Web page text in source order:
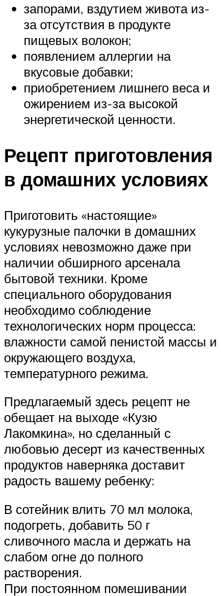
запорами, вздутием живота из-
за отсутствия в продукте
пищевых волокон;
появлением аллергии на
вкусовые добавки;
приобретением лишнего веса и
ожирением из-за высокой
энергетической ценности.
Рецепт приготовления
в домашних условиях
Приготовить «настоящие»
кукурузные палочки в домашних
условиях невозможно даже при
наличии обширного арсенала
бытовой техники. Кроме
специального оборудования
необходимо соблюдение
технологических норм процесса:
влажности самой пенистой массы и
окружающего воздуха,
температурного режима.
Предлагаемый здесь рецепт не
обещает на выходе «Кузю
Лакомкина», но сделанный с
любовью десерт из качественных
продуктов наверняка доставит
радость вашему ребенку:
В сотейник влить 70 мл молока,
подогреть, добавить 50 г
сливочного масла и держать на
слабом огне до полного
растворения.
При постоянном помешивании